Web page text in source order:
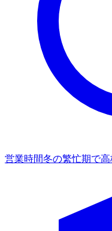
営業時間冬の繁忙期で